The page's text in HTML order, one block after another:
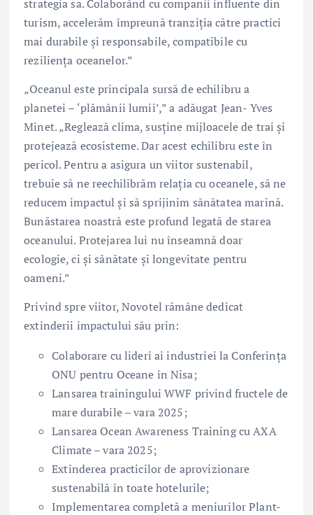
strategia sa. Colaborând cu companii influente din
turism, accelerăm împreună tranziția către practici
mai durabile și responsabile, compatibile cu
reziliența oceanelor.”
„Oceanul este principala sursă de echilibru a
planetei – ‘plămânii lumii’,” a adăugat Jean- Yves
Minet. „Reglează clima, susține mijloacele de trai și
protejează ecosisteme. Dar acest echilibru este în
pericol. Pentru a asigura un viitor sustenabil,
trebuie să ne reechilibrăm relația cu oceanele, să ne
reducem impactul și să sprijinim sănătatea marină.
Bunăstarea noastră este profund legată de starea
oceanului. Protejarea lui nu înseamnă doar
ecologie, ci și sănătate și longevitate pentru
oameni.”
Privind spre viitor, Novotel rămâne dedicat
extinderii impactului său prin:
Colaborare cu lideri ai industriei la Conferința
ONU pentru Oceane în Nisa;
Lansarea trainingului WWF privind fructele de
mare durabile – vara 2025;
Lansarea Ocean Awareness Training cu AXA
Climate – vara 2025;
Extinderea practicilor de aprovizionare
sustenabilă în toate hotelurile;
Implementarea completă a meniurilor Plant-